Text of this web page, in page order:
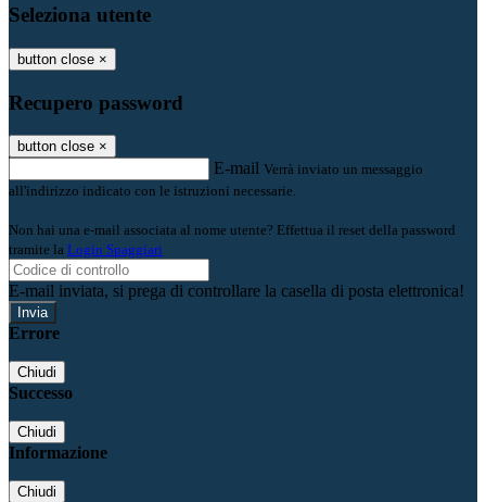
Seleziona utente
button close ×
Recupero password
button close ×
E-mail Verrà inviato un messaggio
all'indirizzo indicato con le istruzioni necessarie.
Non hai una e-mail associata al nome utente? Effettua il reset della password
tramite la Login Spaggiari
E-mail inviata, si prega di controllare la casella di posta elettronica!
Errore
Chiudi
Successo
Chiudi
Informazione
Chiudi